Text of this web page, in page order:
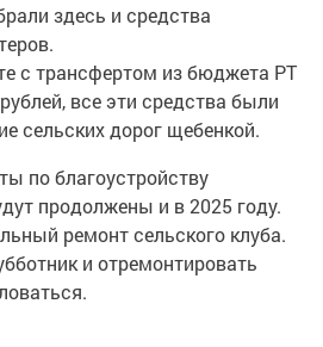
здесь и средства
с трансфертом из бюджета РТ
все эти средства были
сельских дорог щебенкой.
по благоустройству
продолжены и в 2025 году.
ремонт сельского клуба.
и отремонтировать